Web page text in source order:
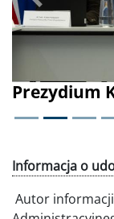
Prezydium
Poprzednie
Informacja o
Autor